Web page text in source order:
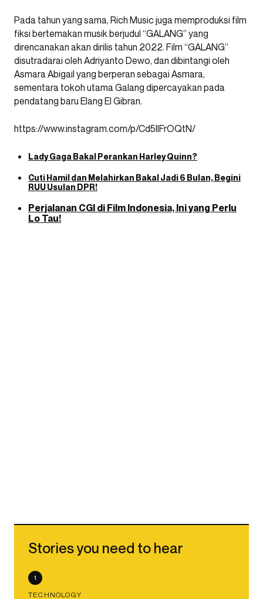
Pada tahun yang sama, Rich Music juga memproduksi film
fiksi bertemakan musik berjudul “GALANG” yang
direncanakan akan dirilis tahun 2022. Film “GALANG”
disutradarai oleh Adriyanto Dewo, dan dibintangi oleh
Asmara Abigail yang berperan sebagai Asmara,
sementara tokoh utama Galang dipercayakan pada
pendatang baru Elang El Gibran.
https://www.instagram.com/p/Cd5llFrOQtN/
Lady Gaga Bakal Perankan Harley Quinn?
Cuti Hamil dan Melahirkan Bakal Jadi 6 Bulan, Begini
RUU Usulan DPR!
Perjalanan CGI di Film Indonesia, Ini yang Perlu
Lo Tau!
Stories you need to hear
1
TECHNOLOGY